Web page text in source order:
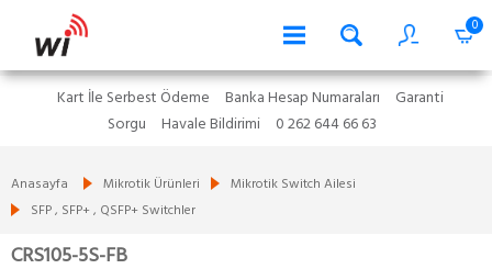
0
Kart İle Serbest Ödeme Banka Hesap Numaraları
Garanti
Sorgu
Havale Bildirimi 0 262 644 66 63
Anasayfa Mikrotik Ürünleri
Mikrotik Switch Ailesi
SFP , SFP+ , QSFP+ Switchler
CRS105-5S-FB